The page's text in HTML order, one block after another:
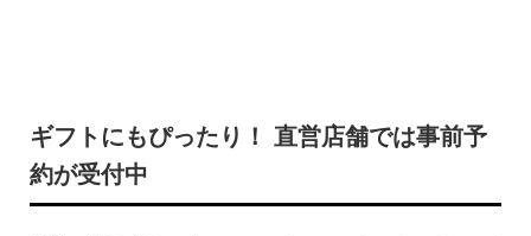
ギフトにもぴったり！ 直営店舗では事前予
約が受付中